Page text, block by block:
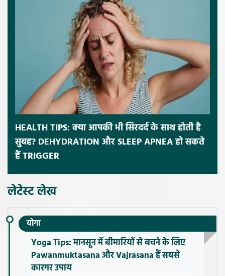
HEALTH TIPS: क्या आपकी भी सिरदर्द के साथ होती है
सुबह? DEHYDRATION और SLEEP APNEA हो सकते
हैं TRIGGER
लेटेस्ट लेख
योगा
Yoga Tips: मानसून में बीमारियों से बचने के लिए
Pawanmuktasana और Vajrasana हैं सबसे
कारगर उपाय